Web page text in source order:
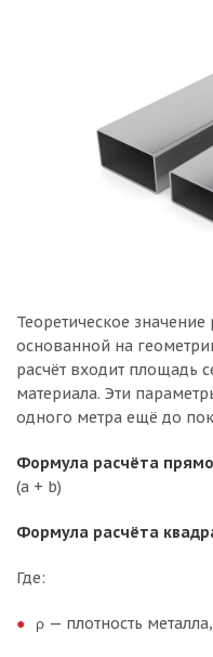
Теоретическое
основанной на
расчёт входит площадь
материала. Эти
одного метра ещё до
Формула расчёта
(a + b)
Формула расчёта
Где:
ρ — плотность